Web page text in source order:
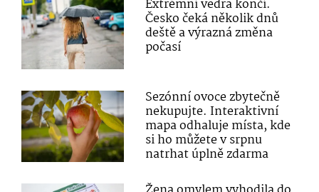
Extrémní vedra končí.
Česko čeká několik dnů
deště a výrazná změna
počasí
Sezónní ovoce zbytečně
nekupujte. Interaktivní
mapa odhaluje místa, kde
si ho můžete v srpnu
natrhat úplně zdarma